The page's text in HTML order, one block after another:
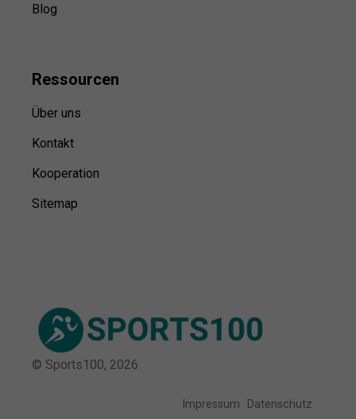
Blog
Ressourcen
Über uns
Kontakt
Kooperation
Sitemap
© Sports100, 2026
Impressum Datenschutz